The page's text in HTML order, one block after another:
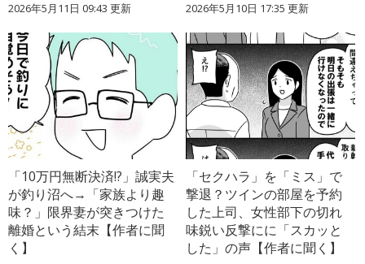
2026年5月11日 09:43 更新 2026年5月10日 17:35 更新
「10万円無断決済!?」誠実夫
が釣り沼へ→「家族より趣
味？」限界妻が突きつけた
離婚という結末【作者に聞
く】
「セクハラ」を「ミス」で
撃退？ツインの部屋を予約
した上司、女性部下の切れ
味鋭い反撃にに「スカッと
した」の声【作者に聞く】